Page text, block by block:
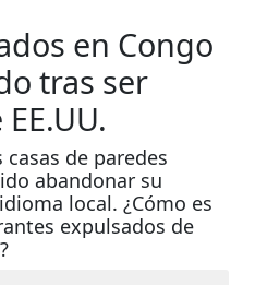
en Congo
tras ser
de paredes
abandonar su
local. ¿Cómo es
expulsados de